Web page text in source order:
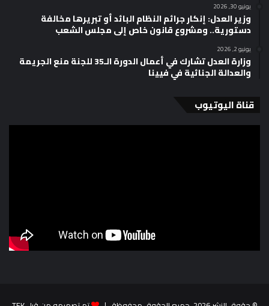
يونيو 30, 2026
وزير العدل: إنكار جرائم النظام البائد أو تبريرها مخالفة
دستورية.. ومشروع قانون خاص إلى مجلس الشعب
يونيو 2, 2026
وزارة العدل تشارك في أعمال الدورة الـ35 للجنة منع الجريمة
والعدالة الجنائية في فيينا
قناة اليوتيوب